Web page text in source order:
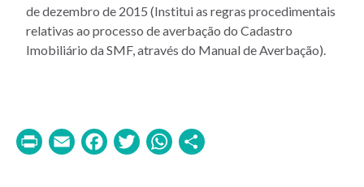
de dezembro de 2015 (Institui as regras procedimentais
relativas ao processo de averbação do Cadastro
Imobiliário da SMF, através do Manual de Averbação).
PrintEmailFacebook
TwitterWhatsApp